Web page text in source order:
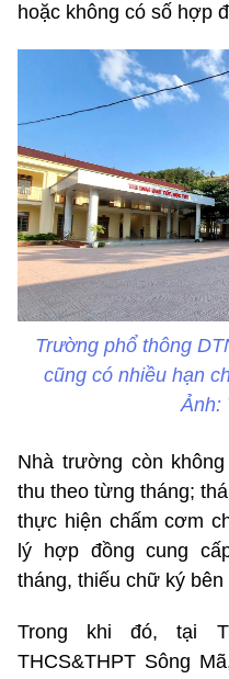
hoặc không có số hợp
Trường phổ thông
cũng có nhiều hạn
Ảnh:
Nhà trường còn
thu theo từng tháng;
thực hiện chấm cơm
lý hợp đồng cung
tháng, thiếu chữ ký bên
Trong khi đó, tại
THCS&THPT Sông